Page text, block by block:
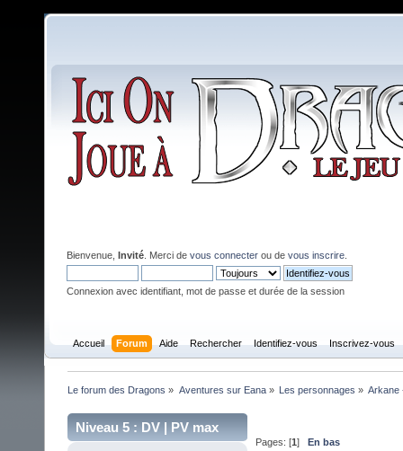
Bienvenue, Invité . Merci de vous connecter ou de vous inscrire
Connexion avec identifiant, mot de passe et durée de la session
Accueil Forum Aide Rechercher Identifiez-vous Inscrivez-vous
Le forum des Dragons » Aventures sur Eana» Les personnages » Arkane
Niveau 5 : DV | PV max
Pages: [1]En bas